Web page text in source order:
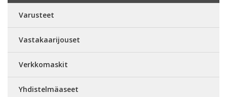
Varusteet
Vastakaarijouset
Verkkomaskit
Yhdistelmäaseet